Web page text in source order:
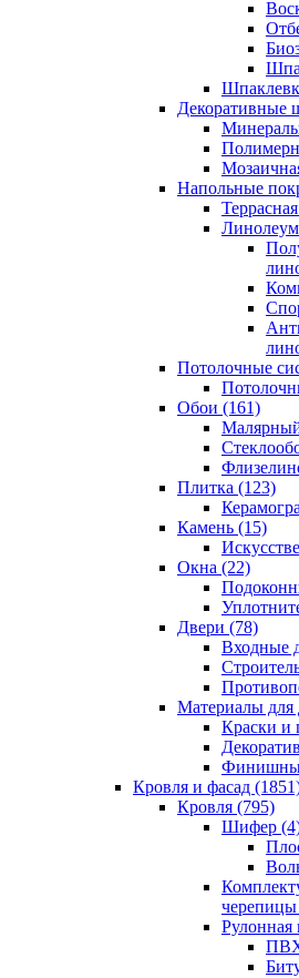
Декоративные
Напольные
Потолочные
Обои (161)
Малярный
Плитка (123)
Камень (15)
Окна (22)
Двери (78)
Входные
Материалы для
Краски и
Кровля и фасад
Кровля (795)
Шифер
Рулонная